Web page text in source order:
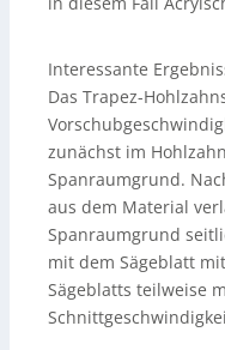
Interessante
Das Trapez-
zunächst im
Spanraumgrund.
aus dem Material
Spanraumgrund
mit dem Sägeblatt
Sägeblatts teilweise